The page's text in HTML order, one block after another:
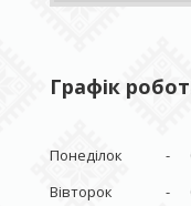
Графік
Понеділок
Вівторок